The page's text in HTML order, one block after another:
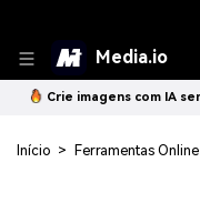
Media.io
Crie imagens com IA
Início > Ferramentas Online